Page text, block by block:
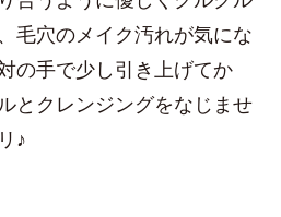
毛穴のメイク汚れが気にな
の手で少し引き上げてか
とクレンジングをなじませ
♪